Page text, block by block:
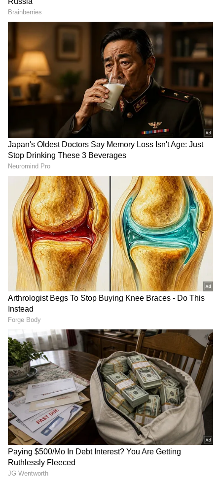
Related Articles
ಬಿಡದಿ ಟೌನ್‌ಶಿಪ್ ಯೋಜನೆಯನ್ನು ಕೈಬಿಡಿ: ನಿಖಿಲ್‌
ಕುಮಾರಸ್ವಾಮಿ ಆಗ್ರಹ
ಬಿಡದಿ ಟೌನ್‌ಶಿಪ್‌ ವಿಚಾರದಲ್ಲಿ ಜೆಡಿಎಸ್‌ ರಾಜಕಾರಣ:
ಮಾಜಿ ಸಂಸದ ಡಿ.ಕೆ. ಸುರೇಶ್
ಕುಮಾರಸ್ವಾಮಿಗೆ ಬೇರೆ ಕೆಲಸ ಇಲ್ಲ ಅಂತ ಹೇಳ್ತಾರೆ!
ಕೇಂದ್ರ ಸಚಿವ ಹೆಚ್‌ಡಿ ಕುಮಾರಸ್ವಾಮಿ ಕುರಿತು ಡಿಕೆಶಿ ಹೇಳಿಕೆ
ಬಗ್ಗೆ ಉಲ್ಲೇಖಿಸಿದ ತಿರುಗೇಟು ನೀಡಿದ ದೇವೇಗೌಡರು,
ಕುಮಾರಸ್ವಾಮಿ ಕೇಂದ್ರದ ಮಂತ್ರಿ ಆಗಿದ್ದಾರೆ. ನಾನು ಇಂಗ್ಲಿಷ್
ಪೇಪರ್ ನೋಡ್ದೆ. ಕುಮಾರಸ್ವಾಮಿಗೆ ಮಾಡೋಕೆ ಬೇರೆ ಕೆಲ್ಸ
ಇಲ್ಲ.. ಕುಮಾರಸ್ವಾಮಿ ಮಾಡಿದ ಬಿಡದಿ ಟೌನ್ ಶಿಪ್ ನಾನು
ಮಾಡ್ತಾ ಇದೀನಿ ಅಂತ ( ಡಿ.ಕೆ ಶಿವಕುಮಾರ್ ) ಹೇಳಿದ್ದಾರೆ